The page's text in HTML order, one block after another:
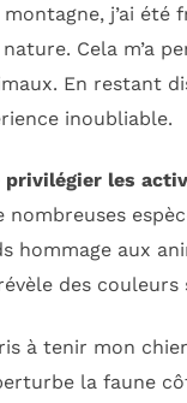
j’ai
Cela m’a
En restant
inoubliable.
privilégier les
nombreuses
hommage aux
des couleurs
à tenir mon
la faune